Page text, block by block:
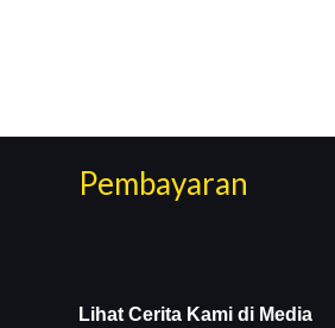
Pembayaran
Lihat Cerita Kami di Media